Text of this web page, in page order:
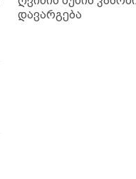
დავარგება